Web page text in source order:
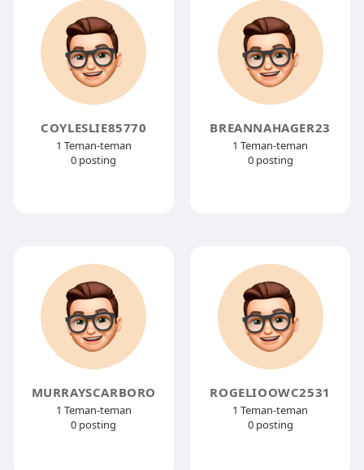
COYLESLIE85770
1 Teman-teman
0 posting
BREANNAHAGER23
1 Teman-teman
0 posting
MURRAYSCARBORO
1 Teman-teman
0 posting
ROGELIOOWC2531
1 Teman-teman
0 posting